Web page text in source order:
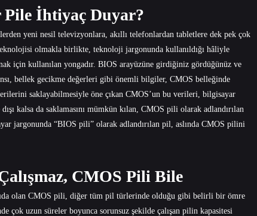
Pile İhtiyaç Duyar?
yeni nesil televizyonlara, akıllı telefonlardan tabletlere dek pek çok
olmakla birlikte, teknoloji jargonunda kullanıldığı hâliyle
için kullanılan yongadır. BIOS arayüzüne girdiğiniz gördüğünüz ve
bellek gecikme değerleri gibi önemli bilgiler, CMOS belleğinde
saklayabilmesiyle öne çıkan CMOS’un bu verileri, bilgisayar
kalsa da saklamasını mümkün kılan, CMOS pili olarak adlandırılan
jargonunda “BIOS pili” olarak adlandırılan pil, aslında CMOS pilini
CMOS Pili Bile
olan CMOS pili, diğer tüm pil türlerinde olduğu gibi belirli bir ömre
çok uzun süreler boyunca sorunsuz şekilde çalışan pilin kapasitesi